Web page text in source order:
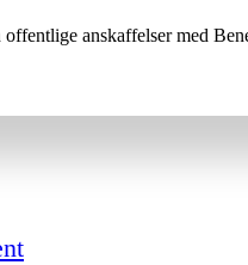
anskaffelser med